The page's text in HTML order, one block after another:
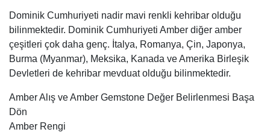
Dominik Cumhuriyeti nadir mavi renkli kehribar olduğu
bilinmektedir. Dominik Cumhuriyeti Amber diğer amber
çeşitleri çok daha genç. İtalya, Romanya, Çin, Japonya,
Burma (Myanmar), Meksika, Kanada ve Amerika Birleşik
Devletleri de kehribar mevduat olduğu bilinmektedir.
Amber Alış ve Amber Gemstone Değer Belirlenmesi Başa
Dön
Amber Rengi